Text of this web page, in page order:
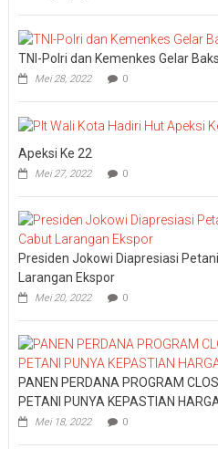
TNI-Polri dan Kemenkes Gelar
Mei 28, 2022 0
Apeksi Ke 22
Mei 27, 2022 0
Presiden Jokowi Diapresiasi
Larangan Ekspor
Mei 20, 2022 0
PANEN PERDANA PROGRAM
PETANI PUNYA KEPASTIAN
Mei 18, 2022 0